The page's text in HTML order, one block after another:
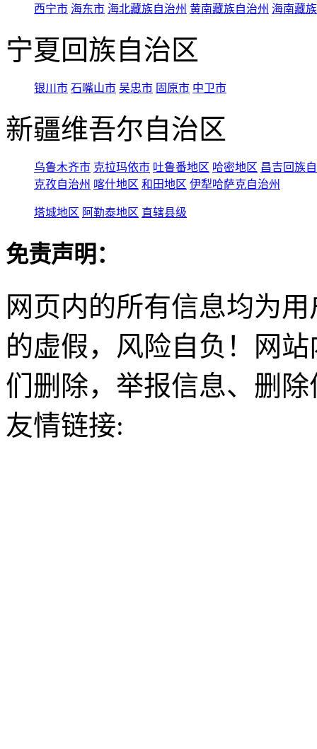
西宁市 海东市 海北藏族自治州 黄南藏族自治州 海南藏
宁夏回族自治区
银川市 石嘴山市 吴忠市 固原市 中卫市
新疆维吾尔自治区
乌鲁木齐市 克拉玛依市 吐鲁番地区 哈密地区 昌吉回族
克孜自治州 喀什地区 和田地区 伊犁哈萨克自治州
塔城地区 阿勒泰地区 直辖县级
免责声明：
网页内的所有信息均为
的虚假，风险自负！网
们删除，举报信息、删
友情链接: